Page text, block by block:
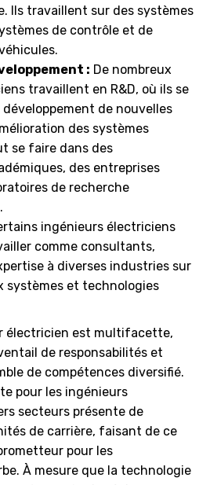
Ils travaillent sur des systèmes
de contrôle et de
: De nombreux
travaillent en R&D, où ils se
de nouvelles
des systèmes
se faire dans des
des entreprises
de recherche
ingénieurs électriciens
comme consultants,
à diverses industries sur
systèmes et technologies
électricien est multifacette,
de responsabilités et
de compétences diversifié.
pour les ingénieurs
secteurs présente de
de carrière, faisant de ce
pour les
À mesure que la technologie